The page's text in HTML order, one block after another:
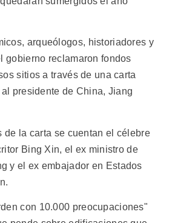
arqueólogos, historiadores y
gobierno reclamaron fondos
sitios a través de una carta
presidente de China, Jiang
de la carta se cuentan el célebre
Bing Xin, el ex ministro de
y el ex embajador en Estados
con 10.000 preocupaciones"